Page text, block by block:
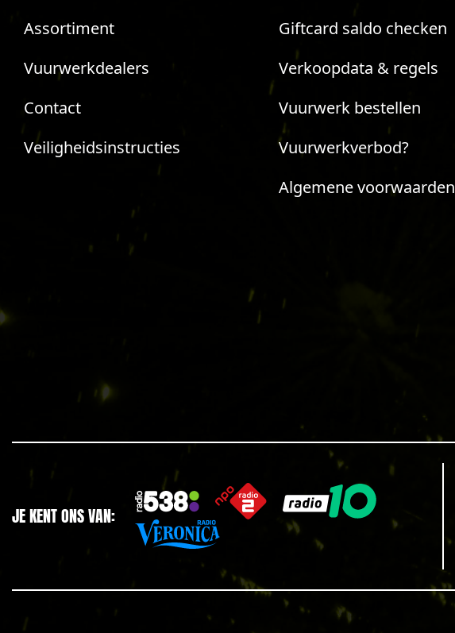
Assortiment
Vuurwerkdealers
Contact
Veiligheidsinstructies
Giftcard saldo checken
Verkoopdata & regels
Vuurwerk bestellen
Vuurwerkverbod?
Algemene voorwaarden
JE KENT ONS VAN: